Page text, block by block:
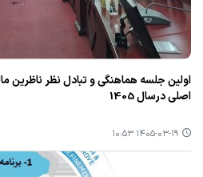
اولین جلسه هماهنگی و تبادل نظر ناظرین
اصلی درسال 1405
۱۴۰۵-۰۳-۱۹ ۱۰:۵۳